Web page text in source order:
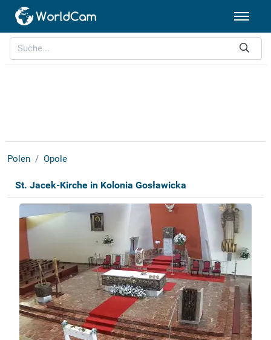
Polen Opole
St. Jacek-Kirche in Kolonia Gosławicka